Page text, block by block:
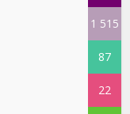
1 515
87
22